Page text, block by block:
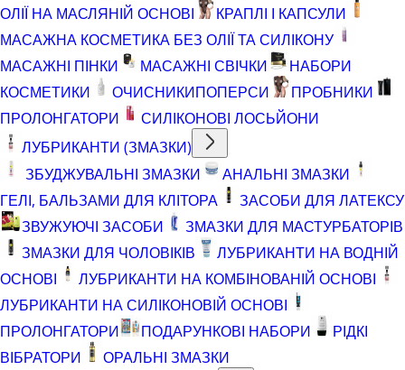
ОЛІЇ НА МАСЛЯНІЙ ОСНОВІ
КРАПЛІ І КАПСУЛИ
МАСАЖНА КОСМЕТИКА БЕЗ ОЛІЇ ТА СИЛІКОНУ
МАСАЖНІ ПІНКИ
МАСАЖНІ СВІЧКИ
НАБОРИ
КОСМЕТИКИ
ОЧИСНИКИПОПЕРСИ
ПРОБНИКИ
ПРОЛОНГАТОРИ
СИЛІКОНОВІ ЛОСЬЙОНИ
ЛУБРИКАНТИ (ЗМАЗКИ)
ЗБУДЖУВАЛЬНІ ЗМАЗКИ
АНАЛЬНІ ЗМАЗКИ
ГЕЛІ, БАЛЬЗАМИ ДЛЯ КЛІТОРА
ЗАСОБИ ДЛЯ ЛАТЕКСУ
ЗВУЖУЮЧІ ЗАСОБИ
ЗМАЗКИ ДЛЯ МАСТУРБАТОРІВ
ЗМАЗКИ ДЛЯ ЧОЛОВІКІВ
ЛУБРИКАНТИ НА ВОДНІЙ
ОСНОВІ
ЛУБРИКАНТИ НА КОМБІНОВАНІЙ ОСНОВІ
ЛУБРИКАНТИ НА СИЛІКОНОВІЙ ОСНОВІ
ПРОЛОНГАТОРИ
ПОДАРУНКОВІ НАБОРИ
РІДКІ
ВІБРАТОРИ
ОРАЛЬНІ ЗМАЗКИ